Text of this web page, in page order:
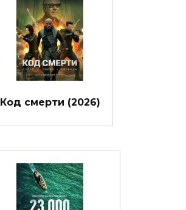
Код смерти (2026)